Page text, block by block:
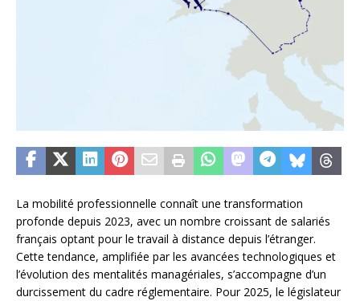
La mobilité professionnelle connaît une transformation
profonde depuis 2023, avec un nombre croissant de salariés
français optant pour le travail à distance depuis l’étranger.
Cette tendance, amplifiée par les avancées technologiques et
l’évolution des mentalités managériales, s’accompagne d’un
durcissement du cadre réglementaire. Pour 2025, le législateur